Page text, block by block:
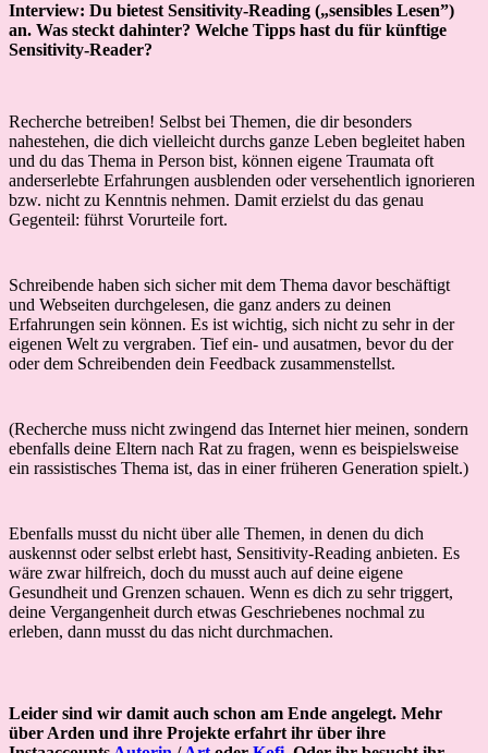
Interview: Du bietest Sensitivity-Reading („sensibles Lesen”)
an. Was steckt dahinter? Welche Tipps hast du für künftige
Sensitivity-Reader?
Recherche betreiben! Selbst bei Themen, die dir besonders
nahestehen, die dich vielleicht durchs ganze Leben begleitet haben
und du das Thema in Person bist, können eigene Traumata oft
anderserlebte Erfahrungen ausblenden oder versehentlich ignorieren
bzw. nicht zu Kenntnis nehmen. Damit erzielst du das genau
Gegenteil: führst Vorurteile fort.
Schreibende haben sich sicher mit dem Thema davor beschäftigt
und Webseiten durchgelesen, die ganz anders zu deinen
Erfahrungen sein können. Es ist wichtig, sich nicht zu sehr in der
eigenen Welt zu vergraben. Tief ein- und ausatmen, bevor du der
oder dem Schreibenden dein Feedback zusammenstellst.
(Recherche muss nicht zwingend das Internet hier meinen, sondern
ebenfalls deine Eltern nach Rat zu fragen, wenn es beispielsweise
ein rassistisches Thema ist, das in einer früheren Generation spielt.)
Ebenfalls musst du nicht über alle Themen, in denen du dich
auskennst oder selbst erlebt hast, Sensitivity-Reading anbieten. Es
wäre zwar hilfreich, doch du musst auch auf deine eigene
Gesundheit und Grenzen schauen. Wenn es dich zu sehr triggert,
deine Vergangenheit durch etwas Geschriebenes nochmal zu
erleben, dann musst du das nicht durchmachen.
Leider sind wir damit auch schon am Ende angelegt. Mehr
über Arden und ihre Projekte erfahrt ihr über ihre